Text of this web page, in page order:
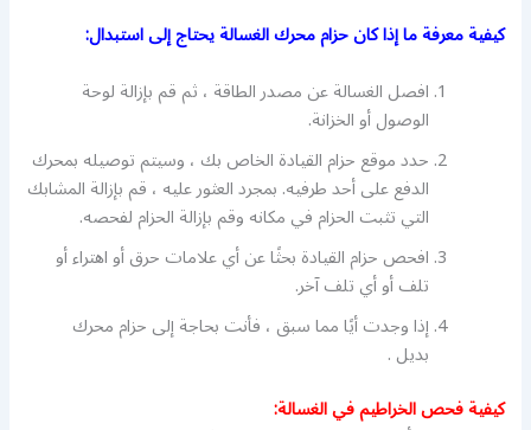
كيفية معرفة ما إذا كان حزام محرك الغسالة يحتاج إلى استبدال:
افصل الغسالة عن مصدر الطاقة ، ثم قم بإزالة لوحة
الوصول أو الخزانة.
حدد موقع حزام القيادة الخاص بك ، وسيتم توصيله بمحرك
الدفع على أحد طرفيه. بمجرد العثور عليه ، قم بإزالة المشابك
التي تثبت الحزام في مكانه وقم بإزالة الحزام لفحصه.
افحص حزام القيادة بحثًا عن أي علامات حرق أو اهتراء أو
تلف أو أي تلف آخر.
إذا وجدت أيًا مما سبق ، فأنت بحاجة إلى حزام محرك
بديل .
كيفية فحص الخراطيم في الغسالة: